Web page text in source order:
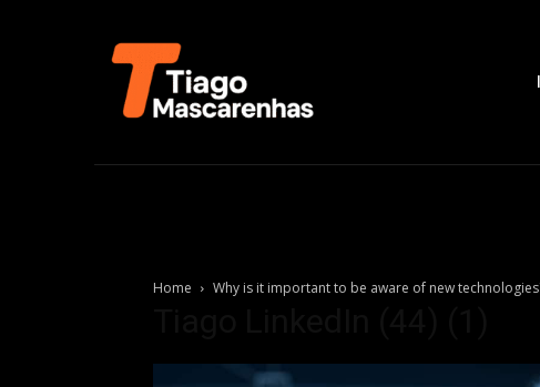
Home Why is it important to be aware of new